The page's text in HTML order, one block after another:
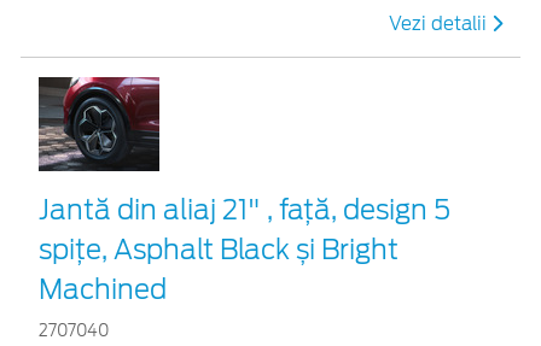
Vezi detalii
Jantă din aliaj 21" , față, design 5
spițe, Asphalt Black și Bright
Machined
2707040